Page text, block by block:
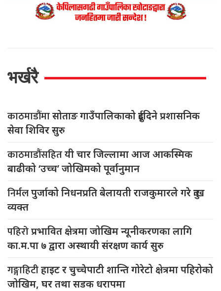
भर्खरै
काठमाडौंमासोताङ गाउँपालिकाको दुईदिने प्रशासनिक
सेवा शिविर सुरु
काठमाडौंसहितयी चार जिल्लामा आज आकस्मिक
बाढीको ‘उच्च’ जोखिमको पूर्वानुमान
निर्मलपुर्जाको निधनप्रति बेलायती राजकुमारले गरे दुःख
व्यक्त
पहिरोप्रभावित क्षेत्रमा जोखिम न्यूनीकरणका लागि
का.म.पा ७ द्वारा अस्थायी संरक्षण कार्य सुरु
गङ्गाहिटीहाइट र चुच्चेपाटी शान्ति गोरेटो क्षेत्रमा पहिरोको
जोखिम, घर तथा सडक धरापमा